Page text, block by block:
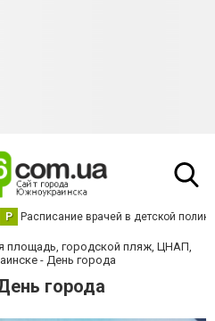
Р Расписание врачей в детской
площадь, городской пляж, ЦНАП,
- День города
города